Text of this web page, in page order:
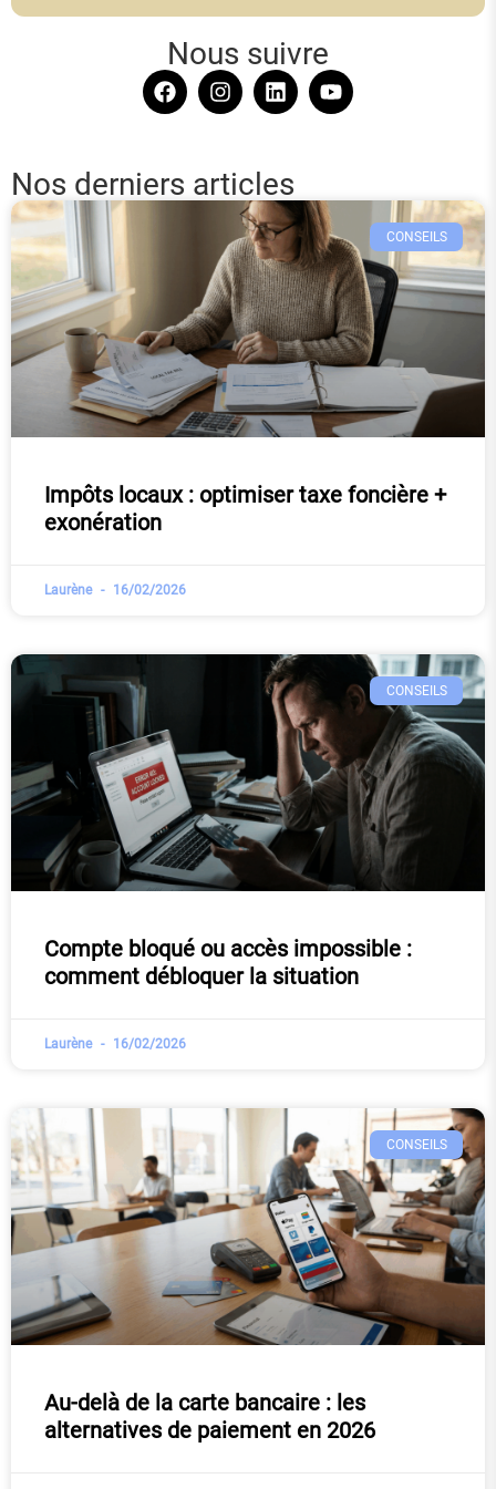
Nous suivre
Nos derniers articles
CONSEILS
Impôts locaux : optimiser taxe foncière +
exonération
Laurène 16/02/2026
CONSEILS
Compte bloqué ou accès impossible :
comment débloquer la situation
Laurène 16/02/2026
CONSEILS
Au-delà de la carte bancaire : les
alternatives de paiement en 2026